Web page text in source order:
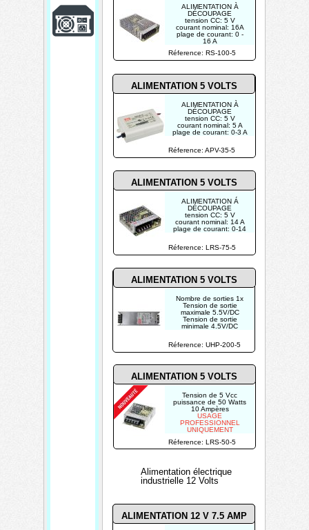
Réference: UHP-200-5
Nombre de sorties 1x
Tension de sortie
maximale 5.5V/DC
Tension de sortie
minimale 4.5V/DC
USAGE
PROFESSIONNEL
ALIMENTATION 5 VOLTS
ALIMENTATION À
DÉCOUPAGE
tension CC: 5 V
courant nominal: 5 A
plage de courant: 0-3 A
Réference: APV-35-5
ALIMENTATION 5 VOLTS
Réference: LRS-75-5
ALIMENTATION À
DÉCOUPAGE
tension CC: 5 V
courant nominal: 16A
plage de courant: 0 -
16 A
W
USAGE
UNIQUEMENT
Réference: RS-100-5
i
o
ALIMENTATION 5 VOLTS
ALIMENTATION Á
DÉCOUPAGE
tension CC: 5 V
courant nominal: 14 A
plage de courant: 0-14
W
USAGE
UNIQUEMENT
Alimentation électrique
industrielle 12 Volts
ALIMENTATION 5 VOLTS
ALIMENTATION 12 V 7.5 AMP
Tension de 5 Vcc
puissance de 50 Watts
10 Ampères
USAGE
PROFESSIONNEL
UNIQUEMENT
Réference: LRS-50-5